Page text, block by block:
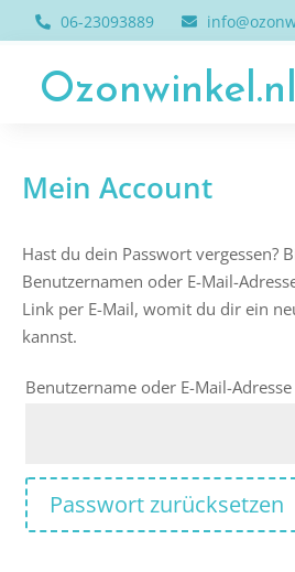
06-23093889
Ozonwinkel.nl
Mein Account
Hast du dein Passwort vergessen?
Benutzernamen oder E-Mail-
Link per E-Mail, womit du dir ein
kannst.
Benutzername oder E-Mail-Adresse
Passwort zurücksetzen